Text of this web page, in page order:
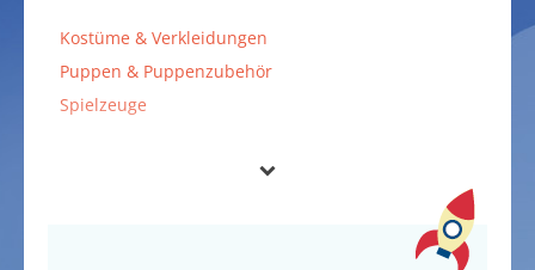
Kostüme & Verkleidungen
Puppen & Puppenzubehör
Spielzeuge